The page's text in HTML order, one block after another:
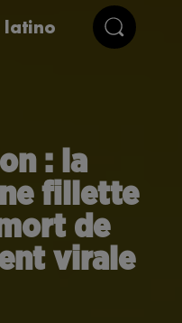
latino
: la
fillette
de
virale